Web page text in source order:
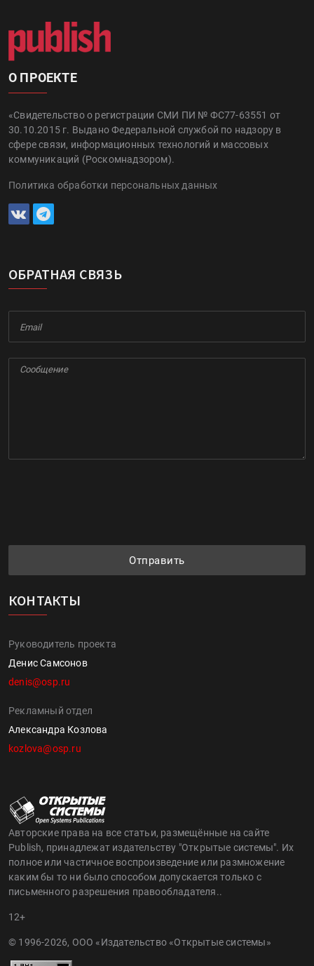
О ПРОЕКТЕ
«Свидетельство о регистрации СМИ ПИ № ФС77-63551 от
30.10.2015 г. Выдано Федеральной службой по надзору в
сфере связи, информационных технологий и массовых
коммуникаций (Роскомнадзором).
Политика обработки персональных данных
ОБРАТНАЯ СВЯЗЬ
Отправить
КОНТАКТЫ
Руководитель проекта
Денис Самсонов
denis@osp.ru
Рекламный отдел
Александра Козлова
kozlova@osp.ru
Авторские права на все статьи, размещённые на сайте
Publish, принадлежат издательству "Открытые системы". Их
полное или частичное воспроизведение или размножение
каким бы то ни было способом допускается только с
письменного разрешения правообладателя..
12+
© 1996-2026, ООО «Издательство «Открытые системы»